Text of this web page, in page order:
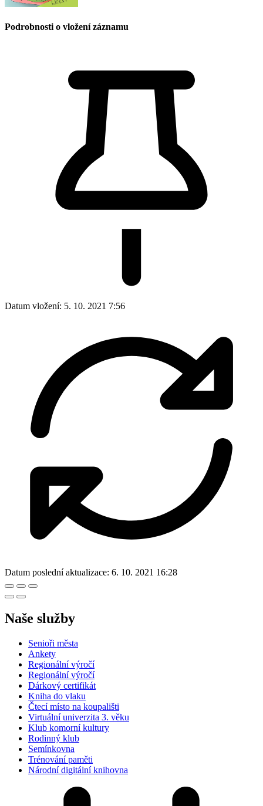
Podrobnosti o vložení záznamu
Datum vložení: 5. 10. 2021 7:56
Datum poslední aktualizace: 6. 10. 2021 16:28
Naše služby
Senioři města
Ankety
Regionální výročí
Regionální výročí
Dárkový certifikát
Kniha do vlaku
Čtecí místo na koupališti
Virtuální univerzita 3. věku
Klub komorní kultury
Rodinný klub
Semínkovna
Trénování paměti
Národní digitální knihovna